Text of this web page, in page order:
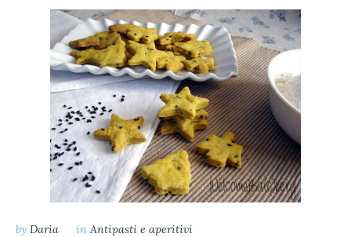
by Daria in Antipasti e aperitivi